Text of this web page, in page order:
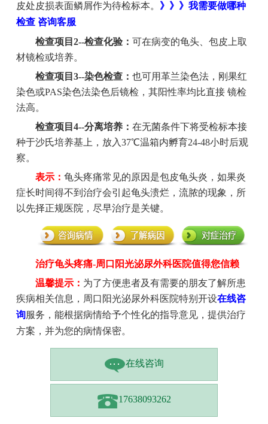
皮处皮损表面鳞屑作为待检标本。 》》》我需要做哪种
检查 咨询客服
检查项目2--检查化验： 可在病变的龟头、包皮上取
材镜检或培养。
检查项目3--染色检查： 也可用革兰染色法，刚果红
染色或PAS染色法染色后镜检，其阳性率均比直接 镜检
法高。
检查项目4--分离培养： 在无菌条件下将受检标本接
种于沙氏培养基上，放入37℃温箱内孵育24-48小时后观
察。
表示： 龟头疼痛常见的原因是包皮龟头炎，如果炎
症长时间得不到治疗会引起龟头溃烂，流脓的现象，所
以先择正规医院，尽早治疗是关键。
治疗龟头疼痛-周口阳光泌尿外科医院值得您信赖
温馨提示： 为了方便患者及有需要的朋友了解所患
疾病相关信息，周口阳光泌尿外科医院特别开设在线咨
询服务，能根据病情给予个性化的指导意见，提供治疗
方案，并为您的病情保密。
在线咨询
17638093262